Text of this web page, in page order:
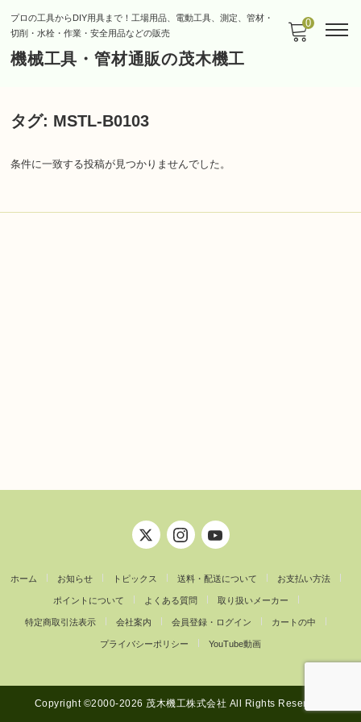
プロの工具からDIY用具まで！工場用品、電動工具、測定、管材・
切削・水栓・作業・安全用品などの販売
機械工具・管材通販の茂木機工
0
タグ: MSTL-B0103
条件に一致する投稿が見つかりませんでした。
ホーム お知らせ トピックス 送料・配送について お支払い方法
ポイントについて よくある質問 取り扱いメーカー
特定商取引法表示 会社案内 会員登録・ログイン カートの中
プライバシーポリシー YouTube動画
Copyright ©︎2000-2026 茂木機工株式会社 All Rights Reserved.